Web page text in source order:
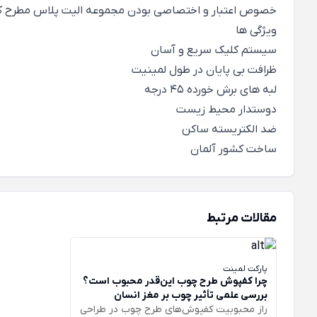
خصوص اعتبار و اختصاصی بودن مجموعه الیت پلاس مطرح
ویژگی ها
سیستم کلیک سریع و آسان
ظرافت بی پایان در طول لمینیت
لبه های برش خورده 45 درجه
دوستدار محیط زیست
ضد الکتریسته ساکن
ساخت کشور آلمان
مقالات مرتبط
پارکت لمینت
چرا کفپوش طرح چوب این‌قدر محبوب است؟
بررسی علمی تأثیر چوب بر مغز انسان
راز محبوبیت کفپوش‌های طرح چوب در طراحی